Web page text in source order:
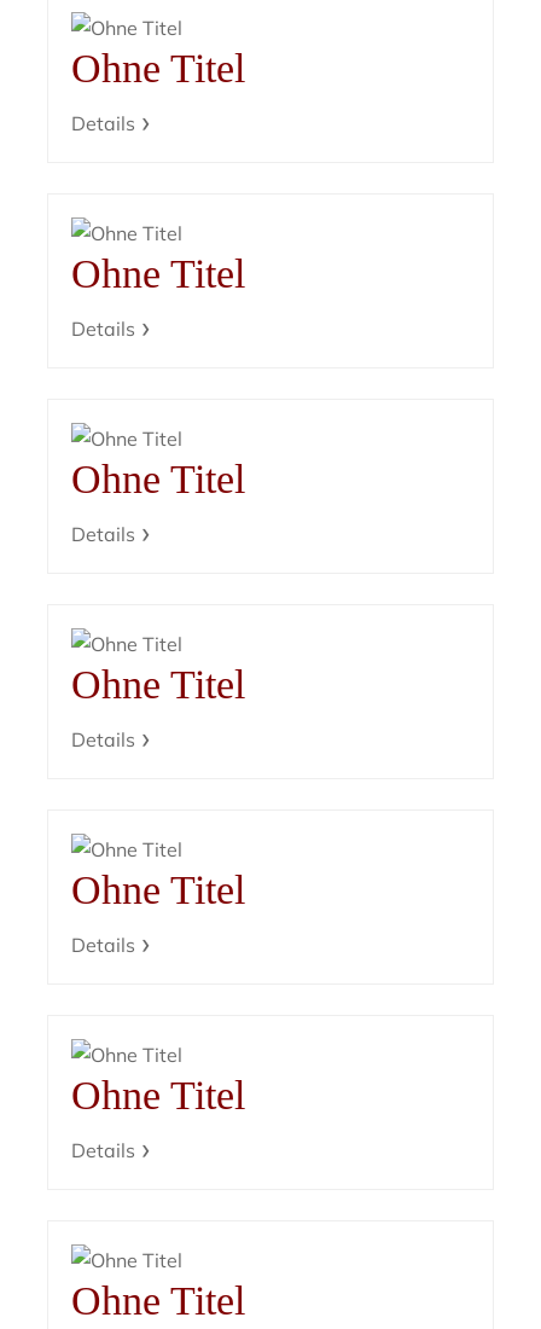
Ohne Titel
Details
Ohne Titel
Details
Ohne Titel
Details
Ohne Titel
Details
Ohne Titel
Details
Ohne Titel
Details
Ohne Titel